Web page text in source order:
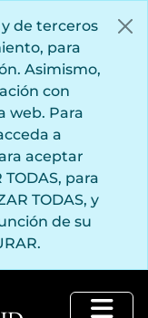
de terceros
para
Asimismo,
con
web. Para
a
aceptar
para
TODAS, y
de su